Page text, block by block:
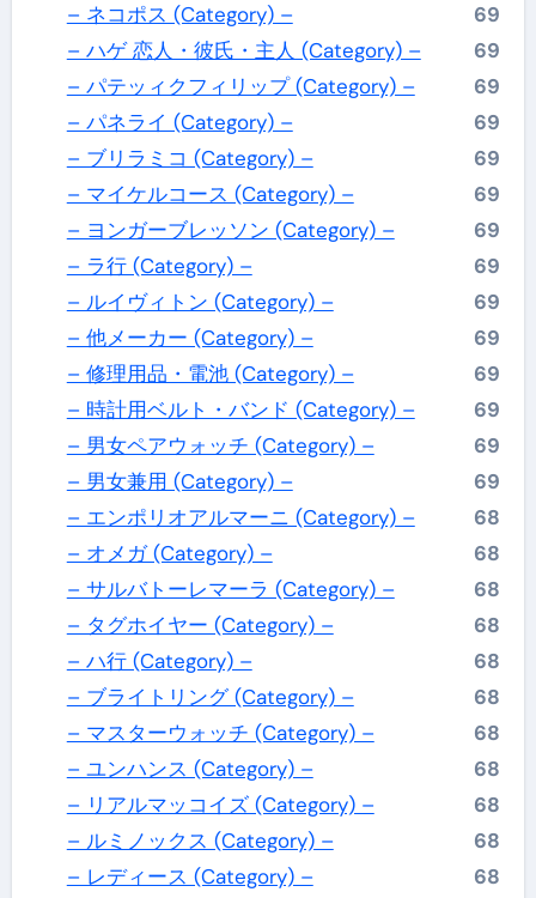
– ネコポス (Category) –
69
– ハゲ 恋人・彼氏・主人 (Category) –
69
– パテッィクフィリップ (Category) –
69
– パネライ (Category) –
69
– ブリラミコ (Category) –
69
– マイケルコース (Category) –
69
– ヨンガーブレッソン (Category) –
69
– ラ行 (Category) –
69
– ルイヴィトン (Category) –
69
– 他メーカー (Category) –
69
– 修理用品・電池 (Category) –
69
– 時計用ベルト・バンド (Category) –
69
– 男女ペアウォッチ (Category) –
69
– 男女兼用 (Category) –
69
– エンポリオアルマーニ (Category) –
68
– オメガ (Category) –
68
– サルバトーレマーラ (Category) –
68
– タグホイヤー (Category) –
68
– ハ行 (Category) –
68
– ブライトリング (Category) –
68
– マスターウォッチ (Category) –
68
– ユンハンス (Category) –
68
– リアルマッコイズ (Category) –
68
– ルミノックス (Category) –
68
– レディース (Category) –
68